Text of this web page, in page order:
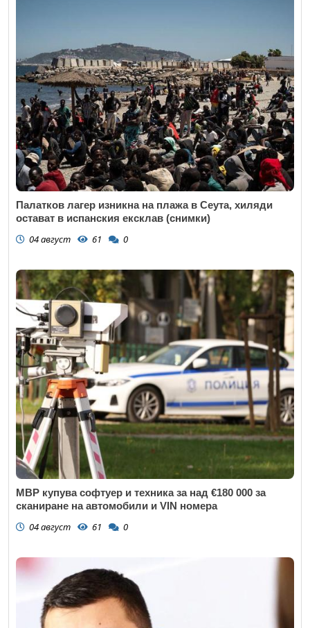
Палатков лагер изникна на плажа в Сеута, хиляди
остават в испанския ексклав (снимки)
04 август 61 0
МВР купува софтуер и техника за над €180 000 за
сканиране на автомобили и VIN номера
04 август 61 0